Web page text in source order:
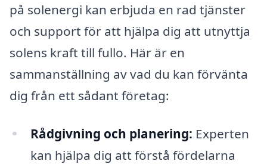
på solenergi kan erbjuda en rad tjänster
och support för att hjälpa dig att utnyttja
solens kraft till fullo. Här är en
sammanställning av vad du kan förvänta
dig från ett sådant företag:
Rådgivning och planering: Experten
kan hjälpa dig att förstå fördelarna